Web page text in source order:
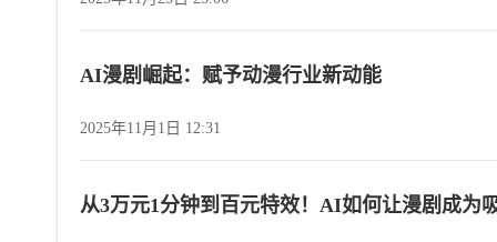
AI漫剧崛起：赋予动漫行业新动能
2025年11月1日 12:31
从3万元1分钟到百元特效！AI如何让漫剧成为